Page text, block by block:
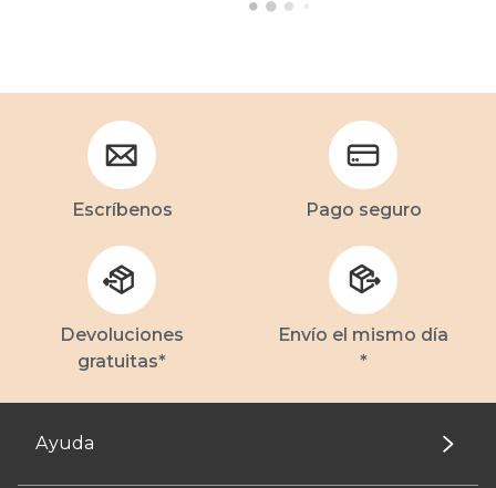
Escríbenos Pago seguro
Devoluciones
gratuitas*
Envío el mismo día
*
Ayuda